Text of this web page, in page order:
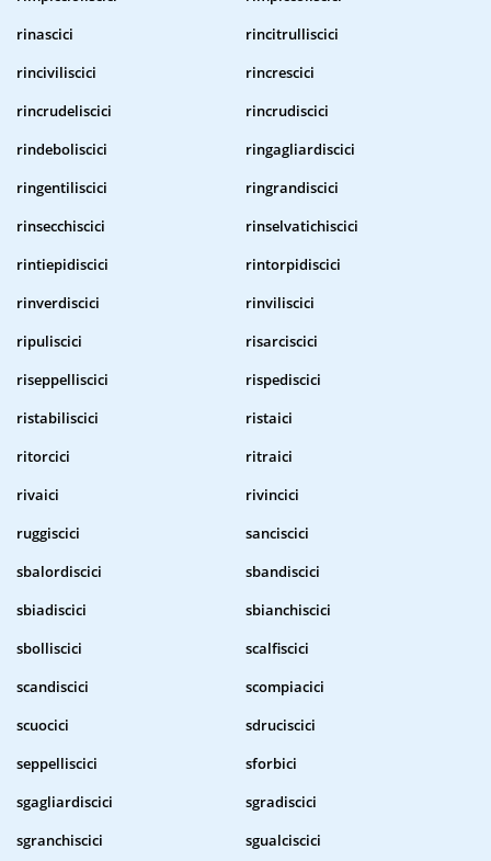
rinascici
rincitrulliscici
rinciviliscici
rincrescici
rincrudeliscici
rincrudiscici
rindeboliscici
ringagliardiscici
ringentiliscici
ringrandiscici
rinsecchiscici
rinselvatichiscici
rintiepidiscici
rintorpidiscici
rinverdiscici
rinviliscici
ripuliscici
risarciscici
riseppelliscici
rispediscici
ristabiliscici
ristaici
ritorcici
ritraici
rivaici
rivincici
ruggiscici
sanciscici
sbalordiscici
sbandiscici
sbiadiscici
sbianchiscici
sbolliscici
scalfiscici
scandiscici
scompiacici
scuocici
sdruciscici
seppelliscici
sforbici
sgagliardiscici
sgradiscici
sgranchiscici
sgualciscici